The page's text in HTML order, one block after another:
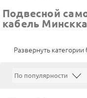
Подвесной
кабель
Развернуть категории